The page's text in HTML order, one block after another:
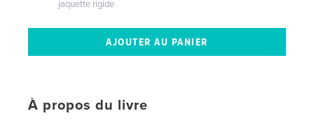
jaquette rigide
À propos du livre